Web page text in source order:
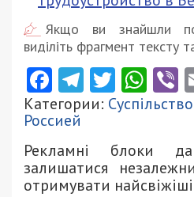
Якщо ви знайшли
виділіть фрагмент тексту
Facebook
Telegram
Twitter
Категории: Суспільство
Россией
Рекламні блоки
залишатися
отримувати